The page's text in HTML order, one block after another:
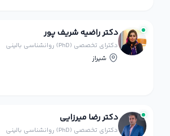
دکتر راضیه شریف پور
دکترای تخصصی (PhD) روانشناسی بالینی
شیراز
دکتر رضا میرزایی
دکترای تخصصی (PhD) روانشناسی بالینی